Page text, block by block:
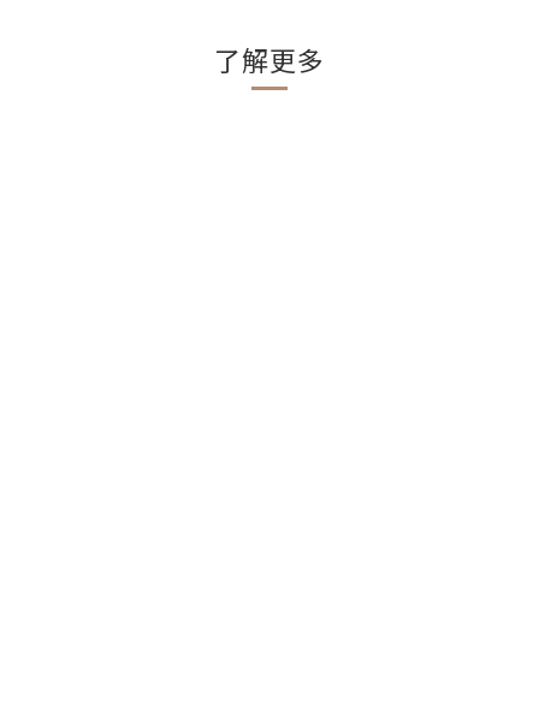
了解更多